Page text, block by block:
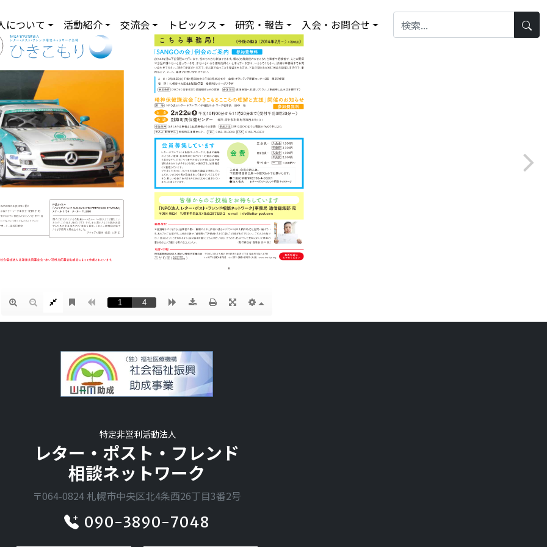
について 活動紹介 交流会 トピックス 研究・報告 入会・お問合せ
特定非営利活動法人
レター・ポスト・フレンド
相談ネットワーク
〒064-0824 札幌市中央区北4条西26丁目3番2号
090-3890-7048